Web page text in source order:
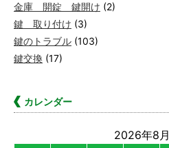
金庫 開錠 鍵開け (2)
鍵 取り付け (3)
鍵のトラブル (103)
鍵交換 (17)
カレンダー
2026年8月